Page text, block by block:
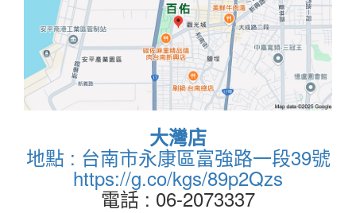
大灣店
地點 : 台南市永康區富強路一段39號
https://g.co/kgs/89p2Qzs
電話 : 06-2073337